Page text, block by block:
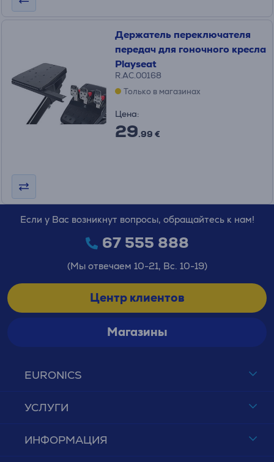
Держатель переключателя
передач для гоночного кресла
Playseat
R.AC.00168
Только в магазинах
Цена:
29.99 €
EURONICS
УСЛУГИ
ИНФОРМАЦИЯ
Если у Вас возникнут вопросы, обращайтесь к нам!
67 555 888
(Мы отвечаем 10-21, Вс. 10-19)
Центр клиентов
Магазины